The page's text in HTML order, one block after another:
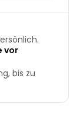
vor
bis zu